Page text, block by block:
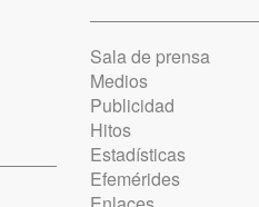
Sala de prensa
Medios
Publicidad
Hitos
Estadísticas
Efemérides